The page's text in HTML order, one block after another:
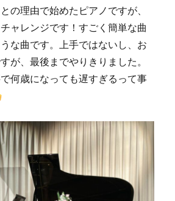
の理由で始めたピアノですが、
ャレンジです！すごく簡単な曲
な曲です。上手ではないし、お
が、最後までやりきりました。
何歳になっても遅すぎるって事